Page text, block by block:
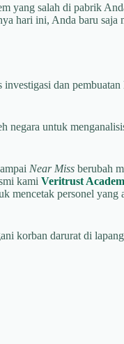
yang salah di pabrik
hari ini, Anda baru saja
dan
untuk
Near Miss berubah
kami Veritrust
mencetak personel yang
korban darurat di